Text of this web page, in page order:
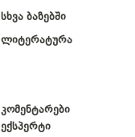
სხვა ბაზებში
ლიტერატურა
კომენტარები
ექსპერტი